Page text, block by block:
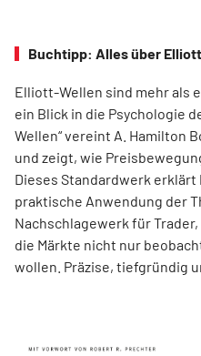
Buchtipp: Alles über
Elliott-Wellen sind mehr als
ein Blick in die Psychologie
Wellen“ vereint A. Hamilton
und zeigt, wie
Dieses Standardwerk erklärt
praktische Anwendung der
Nachschlagewerk für
die Märkte nicht nur
wollen. Präzise, tiefgründig